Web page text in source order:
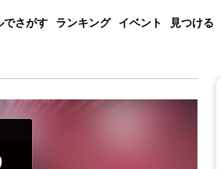
でさがす ランキング イベント 見つける